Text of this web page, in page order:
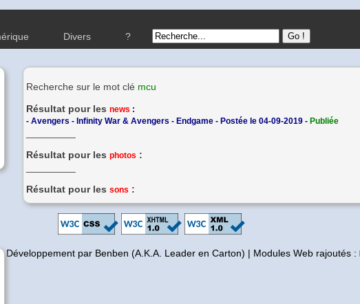
Divers ?
Recherche sur le mot clé mcu
Résultat pour les news :
- Avengers - Infinity War & Avengers - Endgame - Postée le 04-09-2019 - Publiée
Résultat pour les photos :
Résultat pour les sons :
Développement par Benben (A.K.A. Leader en Carton) | Modules Web rajoutés :